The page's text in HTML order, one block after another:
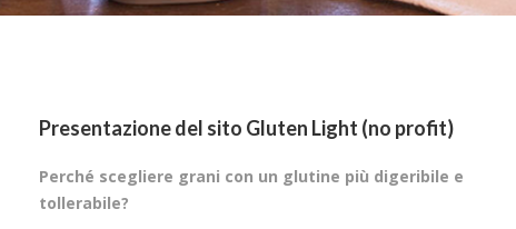
Presentazione del sito Gluten Light (no profit)
Perché scegliere grani con un glutine più digeribile e
tollerabile?